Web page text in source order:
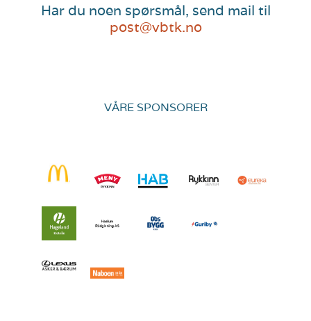
Har du noen spørsmål, send mail til
post@vbtk.no
VÅRE SPONSORER